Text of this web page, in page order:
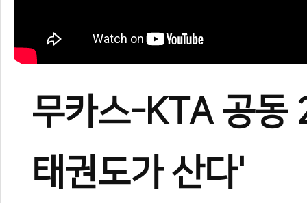
무카스-KTA 공동
태권도가 산다'